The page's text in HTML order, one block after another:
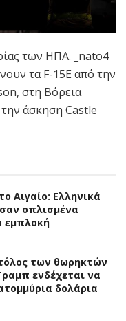
των ΗΠΑ. _nato4
τα F-15E από την
στη Βόρεια
άσκηση Castle
Αιγαίο: Ελληνικά
οπλισμένα
εμπλοκή
των θωρηκτών
ενδέχεται να
δολάρια